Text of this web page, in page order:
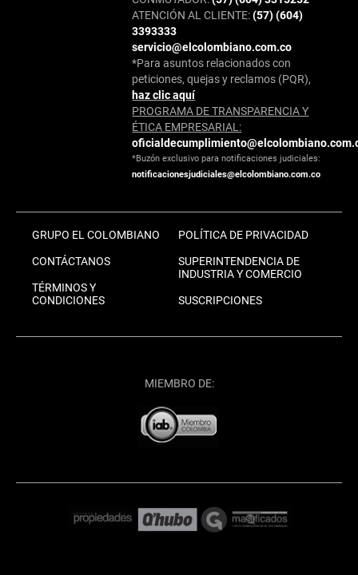
ATENCIÓN AL CLIENTE:(57) (604)
3393333
servicio@elcolombiano.com.co
*Para asuntos relacionados con
peticiones, quejas y reclamos (PQR),
haz clic aquí
PROGRAMA DE TRANSPARENCIA Y
ÉTICA EMPRESARIAL:
*Buzón exclusivo para notificaciones judiciales:
notificacionesjudiciales@elcolombiano.com.co
GRUPO EL COLOMBIANO
CONTÁCTANOS
TÉRMINOS Y
CONDICIONES
POLÍTICA DE PRIVACIDAD
SUPERINTENDENCIA DE
INDUSTRIA Y COMERCIO
SUSCRIPCIONES
MIEMBRO DE: